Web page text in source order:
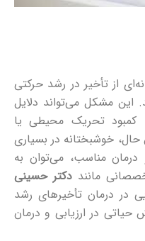
از تأخیر در رشد حرکتی
مشکل می‌تواند دلایل
کمبود تحریک محیطی یا
خوشبختانه در بسیاری
درمان مناسب، می‌توان به
ماننددکتر حسینی
در درمان تأخیرهای رشد
حیاتی در ارزیابی و درمان